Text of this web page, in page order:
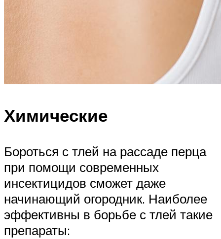
Химические
Бороться с тлей на рассаде перца
при помощи современных
инсектицидов сможет даже
начинающий огородник. Наиболее
эффективны в борьбе с тлей такие
препараты: